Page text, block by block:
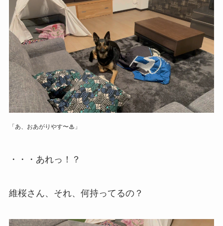
「あ、おあがりやす〜♨」
・・・あれっ！？
維桜さん、それ、何持ってるの？